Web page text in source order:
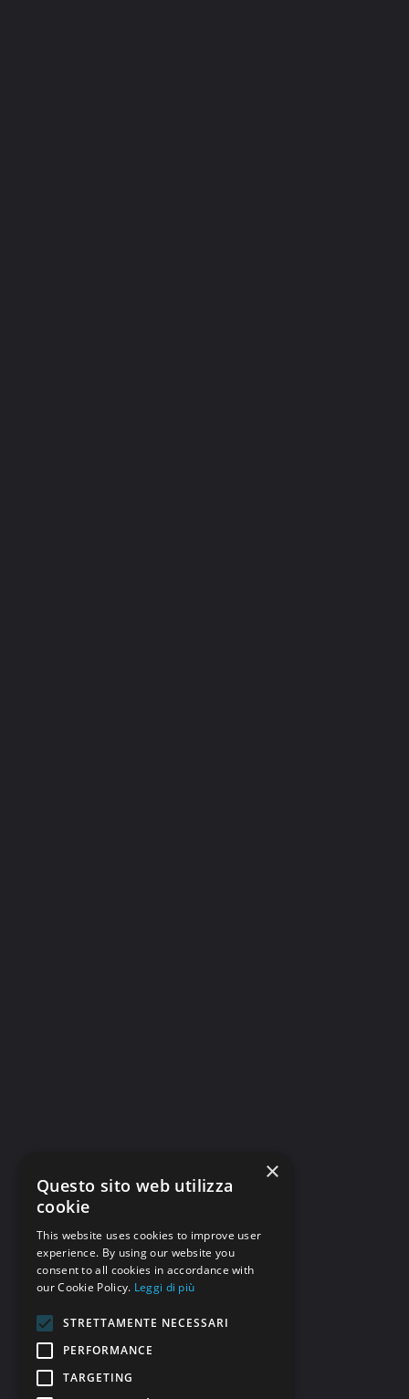
×
Questo sito web utilizza
cookie
This website uses cookies to improve user
experience. By using our website you
consent to all cookies in accordance with
our Cookie Policy. Leggi di più
STRETTAMENTE NECESSARI
PERFORMANCE
TARGETING